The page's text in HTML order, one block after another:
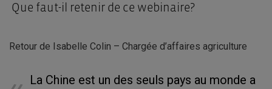
Que faut-il retenir de ce webinaire?
Retour de Isabelle Colin – Chargée d’affaires agriculture
La Chine est un des seuls pays au monde a